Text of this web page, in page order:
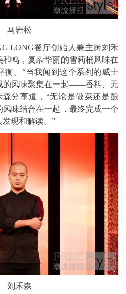
马岩松
LONG餐厅创始人兼主厨刘禾
鸣，复杂华丽的雪莉桶风味在
衡。“当我闻到这个系列的威士
的风味聚集在一起——香料、无
分享道，“无论是做菜还是酿
味结合在一起，最终完成一个
现和解读。”
刘禾森